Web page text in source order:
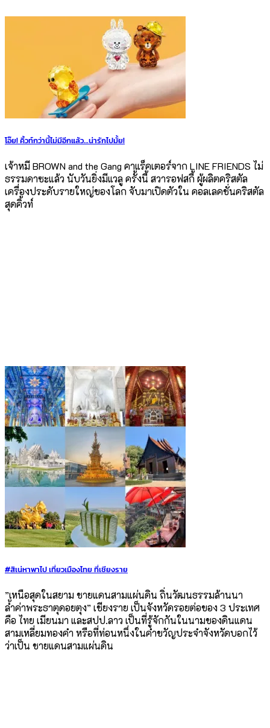
โอ๊ย! คิ้วท์กว่านี้ไม่มีอีกแล้ว…น่ารักไปมั้ย!
เจ้าหมี BROWN and the Gang คาแร็คเตอร์จาก LINE FRIENDS ไม่
ธรรมดาซะแล้ว นับวันยิ่งมีแวลู ครั้งนี้ สวารอฟสกี้ ผู้ผลิตคริสตัล
เครื่องประดับรายใหญ่ของโลก จับมาเปิดตัวใน คอลเลคชั่นคริสตัล
สุดคิ้วท์
#สิเน่หาพาไป เที่ยวเมืองไทย ที่เชียงราย
”เหนือสุดในสยาม ชายแดนสามแผ่นดิน ถิ่นวัฒนธรรมล้านนา
ล้ำค่าพระธาตุดอยตุง” เชียงราย เป็นจังหวัดรอยต่อของ 3 ประเทศ
คือ ไทย เมียนมา และสปป.ลาว เป็นที่รู้จักกันในนามของดินแดน
สามเหลี่ยมทองคำ หรือที่ท่อนหนึ่งในคำขวัญประจำจังหวัดบอกไว้
ว่าเป็น ชายแดนสามแผ่นดิน